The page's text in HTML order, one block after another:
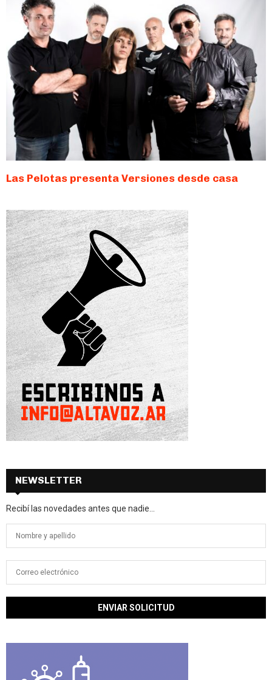
Las Pelotas presenta Versiones desde casa
NEWSLETTER
Recibí las novedades antes que nadie...